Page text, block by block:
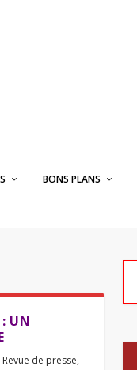
BONS PLANS
: UN
Revue de presse,